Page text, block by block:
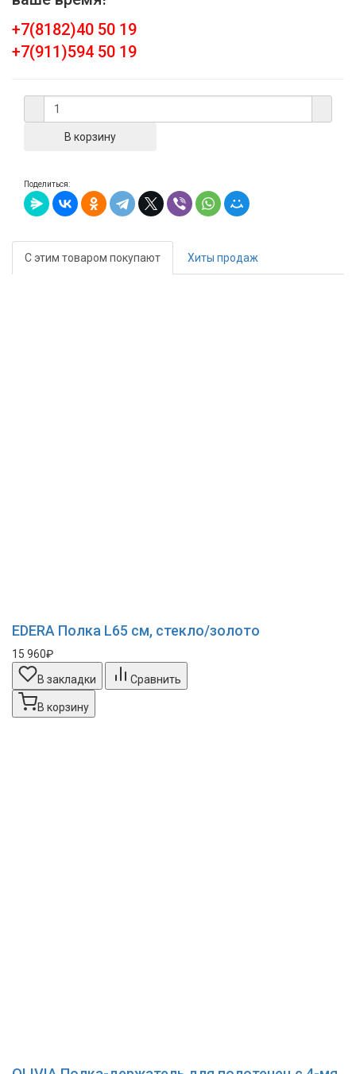
+7(8182)40 50 19
+7(911)594 50 19
Поделиться:
С этим товаром покупают Хиты продаж
EDERA Полка L65 см, стекло/золото
15 960₽
В закладки
Сравнить
В корзину